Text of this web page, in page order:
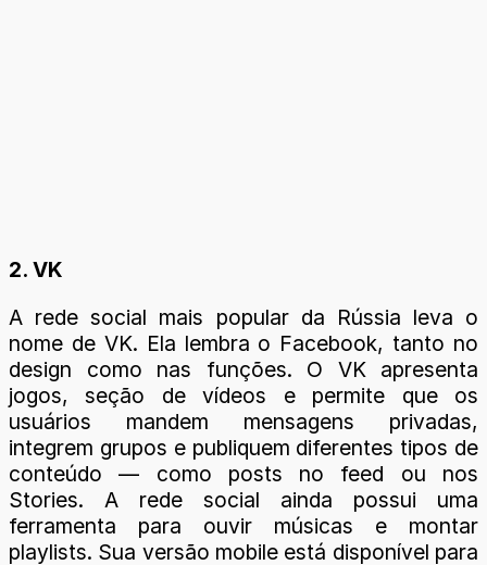
2. VK
A rede social mais popular da Rússia leva o
nome de VK. Ela lembra o Facebook, tanto no
design como nas funções. O VK apresenta
jogos, seção de vídeos e permite que os
usuários mandem mensagens privadas,
integrem grupos e publiquem diferentes tipos de
conteúdo — como posts no feed ou nos
Stories. A rede social ainda possui uma
ferramenta para ouvir músicas e montar
playlists. Sua versão mobile está disponível para